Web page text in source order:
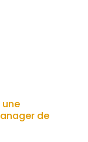
de